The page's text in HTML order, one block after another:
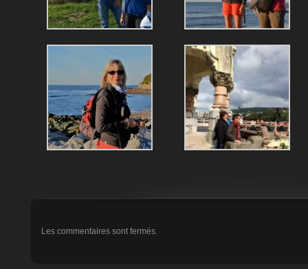
Les commentaires sont fermés.